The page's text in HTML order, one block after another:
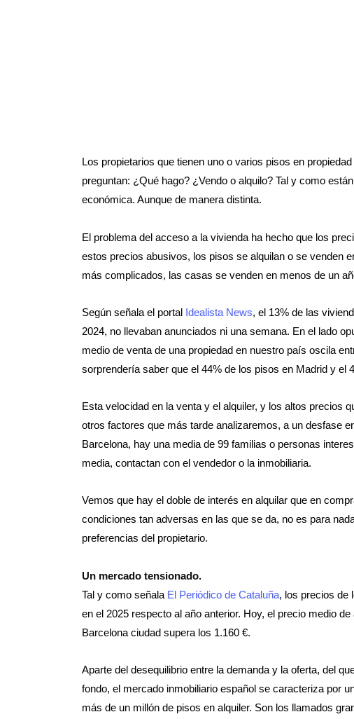
Los propietarios que tienen uno o varios pisos en
preguntan: ¿Qué hago? ¿Vendo o alquilo? Tal y como
económica. Aunque de manera distinta.
El problema del acceso a la vivienda ha hecho que los
estos precios abusivos, los pisos se alquilan o se venden
más complicados, las casas se venden en menos de un
Según señala el portal Idealista News, el 13% de las
2024, no llevaban anunciados ni una semana. En el lado
medio de venta de una propiedad en nuestro país oscila
sorprendería saber que el 44% de los pisos en Madrid y el
Esta velocidad en la venta y el alquiler, y los altos precios
otros factores que más tarde analizaremos, a un desfase
Barcelona, hay una media de 99 familias o personas
media, contactan con el vendedor o la inmobiliaria.
Vemos que hay el doble de interés en alquilar que en
condiciones tan adversas en las que se da, no es para
preferencias del propietario.
Un mercado tensionado.
Tal y como señala El Periódico de Cataluña, los precios de
en el 2025 respecto al año anterior. Hoy, el precio medio
Barcelona ciudad supera los 1.160 €.
Aparte del desequilibrio entre la demanda y la oferta, del
fondo, el mercado inmobiliario español se caracteriza por
más de un millón de pisos en alquiler. Son los llamados